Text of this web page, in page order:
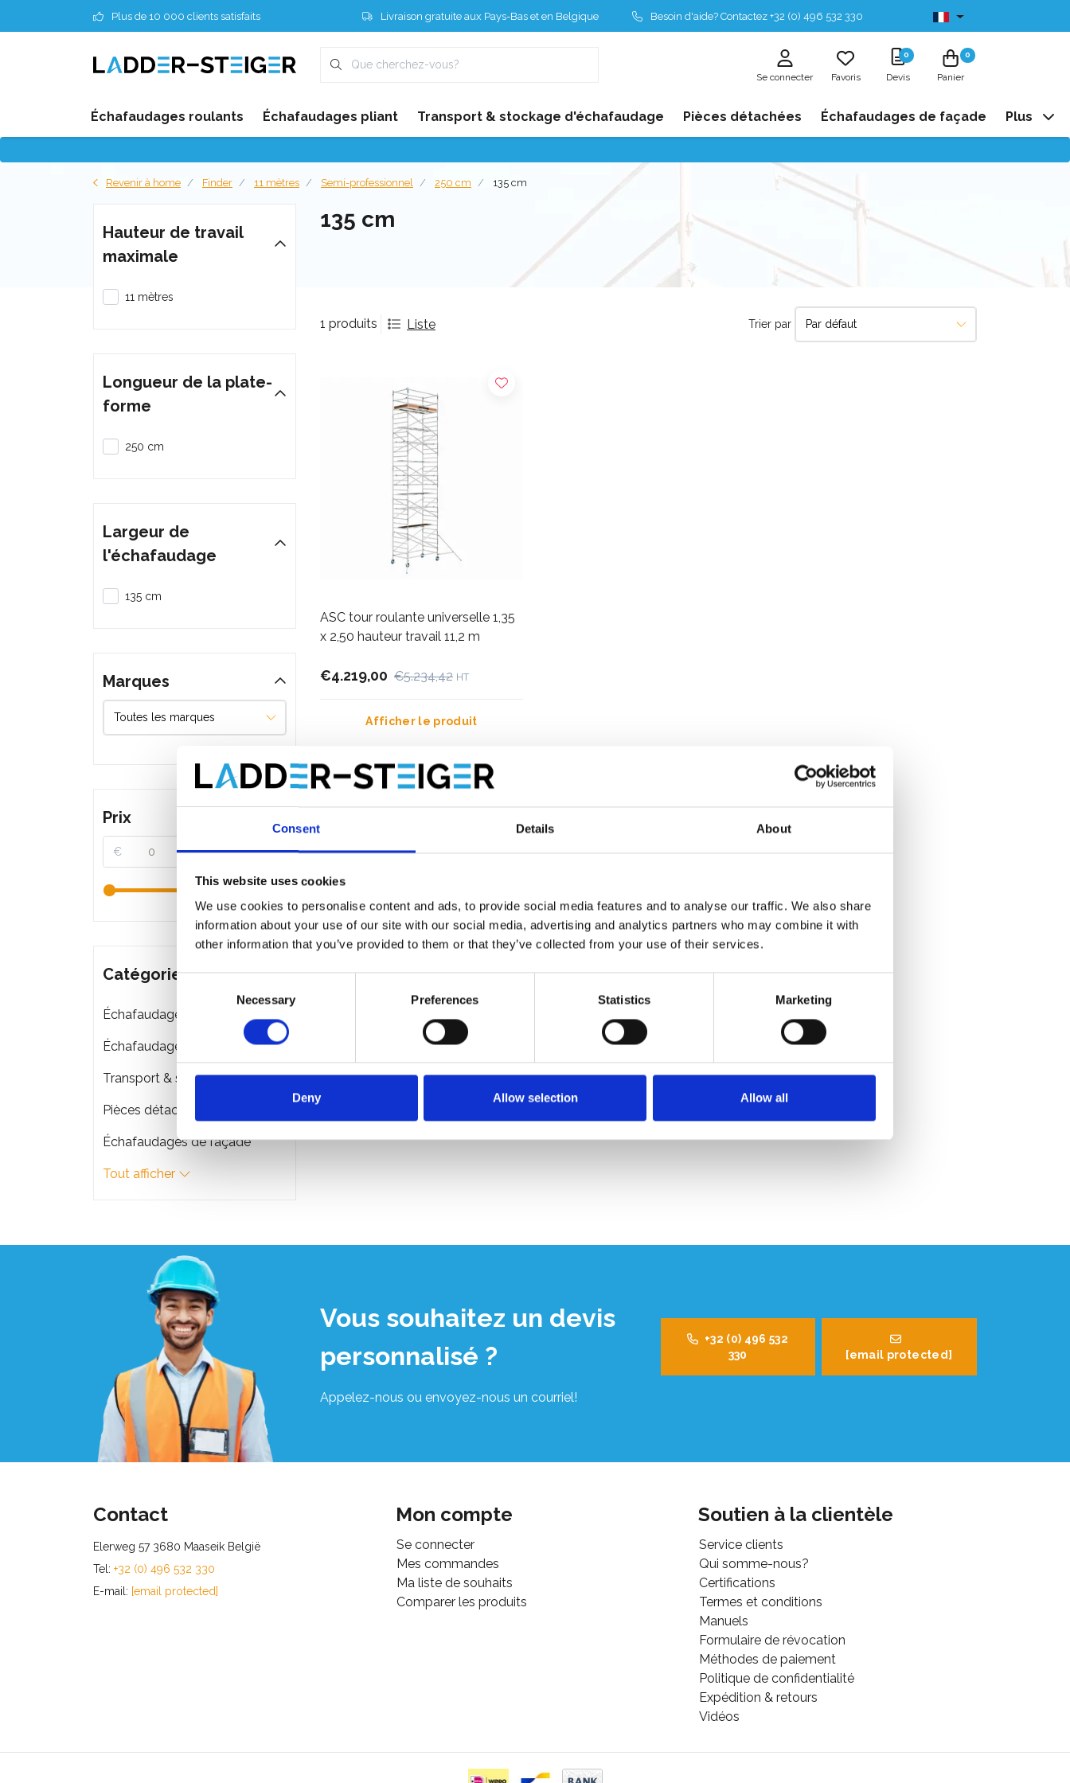
Consent Details About
This website uses cookies
We use cookies to personalise content and ads, to provide social media features and to analyse our traffic. We also share
information about your use of our site with our social media, advertising and analytics partners who may combine it with
other information that you’ve provided to them or that they’ve collected from your use of their services.
Consent
Necessary Preferences Statistics Marketing
Deny Allow selection Allow all
Plus de 10 000 clients satisfaits Livraison gratuite aux Pays-Bas et en Belgique Besoin d'aide? Contactez +32 (0) 496 532 330 Disponibles de stock
Se connecter Favoris
0
Devis
0
Panier
Échafaudages roulants Échafaudages pliant Transport & stockage d'échafaudage Pièces détachées Échafaudages de façade Plus
Revenir à home Finder 11 mètres Semi-professionnel 250 cm 135 cm
135 cm
1 produits Liste Trier par
ASC tour roulante universelle 1,35
x 2,50 hauteur travail 11,2 m
€4.219,00 €5.234,42 HT
Afficher le produit
Hauteur de travail
maximale
11 mètres
Longueur de la plate-
forme
250 cm
Largeur de
l'échafaudage
135 cm
Marques
Prix
€ €
Catégories
Échafaudages roulants
Échafaudages pliant
Transport & stockage d'échafaudage
Pièces détachées
Échafaudages de façade
Tout afficher
Vous souhaitez un devis
personnalisé ?
Appelez-nous ou envoyez-nous un courriel!
+32 (0) 496 532
330
[email protected]
Contact
Elerweg 57 3680 Maaseik België
Tel: +32 (0) 496 532 330
E-mail: [email protected]
Mon compte
Se connecter
Mes commandes
Ma liste de souhaits
Comparer les produits
Soutien à la clientèle
Service clients
Qui somme-nous?
Certifications
Termes et conditions
Manuels
Formulaire de révocation
Méthodes de paiement
Politique de confidentialité
Expédition & retours
Vidéos